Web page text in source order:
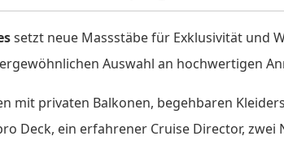
setzt neue Massstäbe für Exklusivität und
Auswahl an hochwertigen
mit privaten Balkonen, begehbaren
Deck, ein erfahrener Cruise Director,